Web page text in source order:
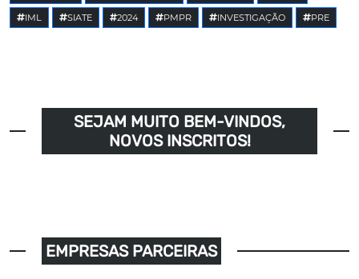
IML SIATE 2024 PMPR INVESTIGAÇÃO PRE
SEJAM MUITO BEM-VINDOS,
NOVOS INSCRITOS!
EMPRESAS PARCEIRAS